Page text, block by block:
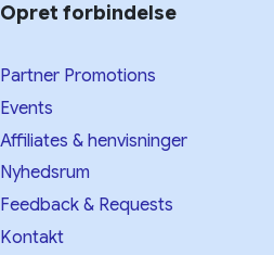
Opret forbindelse
Partner Promotions
Events
Affiliates & henvisninger
Nyhedsrum
Feedback & Requests
Kontakt